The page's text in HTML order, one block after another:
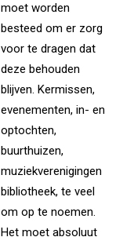
moet worden
besteed om er zorg
voor te dragen dat
deze behouden
blijven. Kermissen,
evenementen, in- en
optochten,
buurthuizen,
muziekverenigingen
bibliotheek, te veel
om op te noemen.
Het moet absoluut